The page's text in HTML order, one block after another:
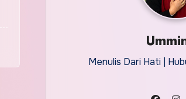
Menulis Dari Hati |